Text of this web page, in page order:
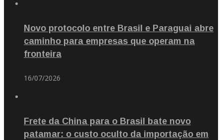
Novo protocolo entre Brasil e Paraguai abre
caminho para empresas que operam na
fronteira
16/07/2026
Frete da China para o Brasil bate novo
patamar: o custo oculto da importação em